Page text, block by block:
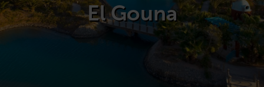
El Gouna